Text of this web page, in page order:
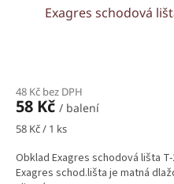
Exagres schodová
48 Kč bez DPH
58 Kč / balení
Měrná
58 Kč / 1 ks
Obklad Exagres schodová lišta
Exagres schod.lišta je matná